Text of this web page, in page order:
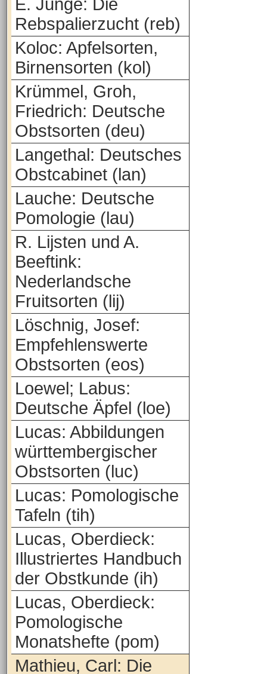
E. Junge: Die
Rebspalierzucht (reb)
Koloc: Apfelsorten,
Birnensorten (kol)
Krümmel, Groh,
Friedrich: Deutsche
Obstsorten (deu)
Langethal: Deutsches
Obstcabinet (lan)
Lauche: Deutsche
Pomologie (lau)
R. Lijsten und A.
Beeftink:
Nederlandsche
Fruitsorten (lij)
Löschnig, Josef:
Empfehlenswerte
Obstsorten (eos)
Loewel; Labus:
Deutsche Äpfel (loe)
Lucas: Abbildungen
württembergischer
Obstsorten (luc)
Lucas: Pomologische
Tafeln (tih)
Lucas, Oberdieck:
Illustriertes Handbuch
der Obstkunde (ih)
Lucas, Oberdieck:
Pomologische
Monatshefte (pom)
Mathieu, Carl: Die